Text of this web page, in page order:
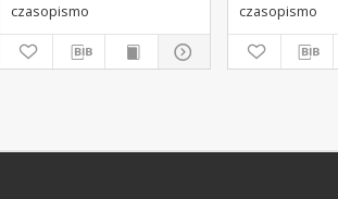
czasopismo
czasopismo